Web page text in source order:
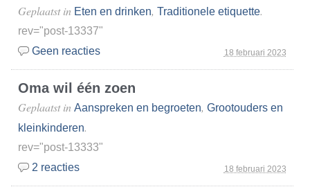
18 februari 2023
Geplaatst in Eten en drinken, Traditionele etiquette.
rev="post-13337"
Geen reacties
Oma wil één zoen
18 februari 2023
Geplaatst in Aanspreken en begroeten, Grootouders en
kleinkinderen.
rev="post-13333"
2 reacties